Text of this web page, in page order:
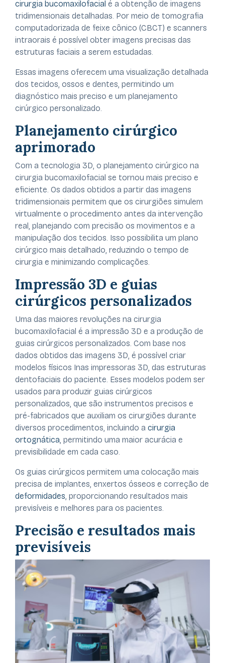
cirurgia bucomaxilofacial é a obtenção de imagens
tridimensionais detalhadas. Por meio de tomografia
computadorizada de feixe cônico (CBCT) e scanners
intraorais é possível obter imagens precisas das
estruturas faciais a serem estudadas.
Essas imagens oferecem uma visualização detalhada
dos tecidos, ossos e dentes, permitindo um
diagnóstico mais preciso e um planejamento
cirúrgico personalizado.
Planejamento cirúrgico
aprimorado
Com a tecnologia 3D, o planejamento cirúrgico na
cirurgia bucomaxilofacial se tornou mais preciso e
eficiente. Os dados obtidos a partir das imagens
tridimensionais permitem que os cirurgiões simulem
virtualmente o procedimento antes da intervenção
real, planejando com precisão os movimentos e a
manipulação dos tecidos. Isso possibilita um plano
cirúrgico mais detalhado, reduzindo o tempo de
cirurgia e minimizando complicações.
Impressão 3D e guias
cirúrgicos personalizados
Uma das maiores revoluções na cirurgia
bucomaxilofacial é a impressão 3D e a produção de
guias cirúrgicos personalizados. Com base nos
dados obtidos das imagens 3D, é possível criar
modelos físicos Inas impressoras 3D, das estruturas
dentofaciais do paciente. Esses modelos podem ser
usados para produzir guias cirúrgicos
personalizados, que são instrumentos precisos e
pré-fabricados que auxiliam os cirurgiões durante
diversos procedimentos, incluindo a cirurgia
ortognática, permitindo uma maior acurácia e
previsibilidade em cada caso.
Os guias cirúrgicos permitem uma colocação mais
precisa de implantes, enxertos ósseos e correção de
deformidades, proporcionando resultados mais
previsíveis e melhores para os pacientes.
Precisão e resultados mais
previsíveis